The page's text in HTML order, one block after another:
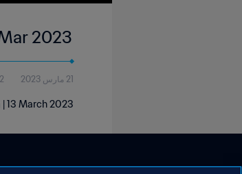
2023
21 مارس 2023 2دقيقة 15ثانية
| 13 March 2023